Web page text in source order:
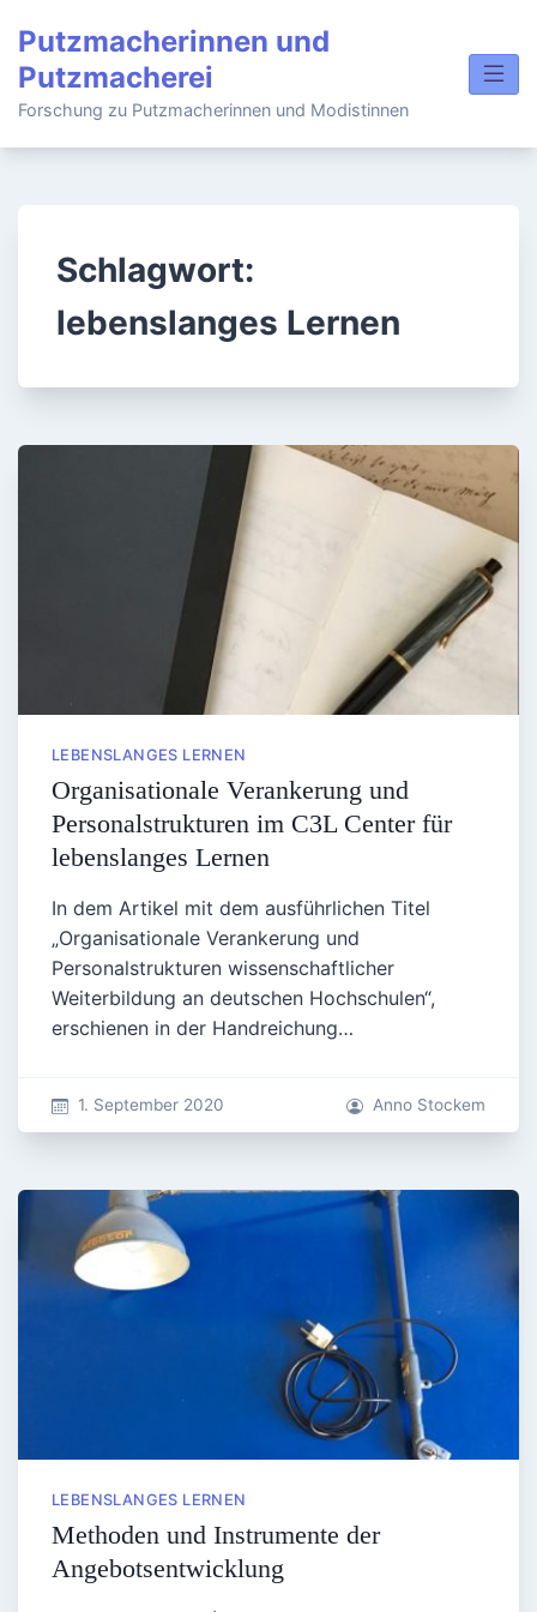
content
Putzmacherinnen und
Putzmacherei
Forschung zu Putzmacherinnen und Modistinnen
Schlagwort:
lebenslanges Lernen
LEBENSLANGES LERNEN
Organisationale Verankerung und
Personalstrukturen im C3L Center für
lebenslanges Lernen
In dem Artikel mit dem ausführlichen Titel
„Organisationale Verankerung und
Personalstrukturen wissenschaftlicher
Weiterbildung an deutschen Hochschulen“,
erschienen in der Handreichung…
1. September 2020 Anno Stockem
LEBENSLANGES LERNEN
Methoden und Instrumente der
Angebotsentwicklung